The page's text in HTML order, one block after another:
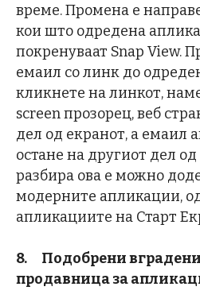
време. Промена е
кои што одредена
покренуваат Snap View.
емаил со линк до
кликнете на линкот,
screen прозорец, веб
дел од екранот, а емаил
остане на другиот дел
разбира ова е можно
модерните апликации,
апликациите на Старт
8. Подобрени
продавница за